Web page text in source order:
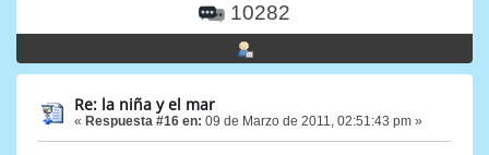
10282
Re: la niña y el mar
« Respuesta #16 en: 09 de Marzo de 2011, 02:51:43 pm »